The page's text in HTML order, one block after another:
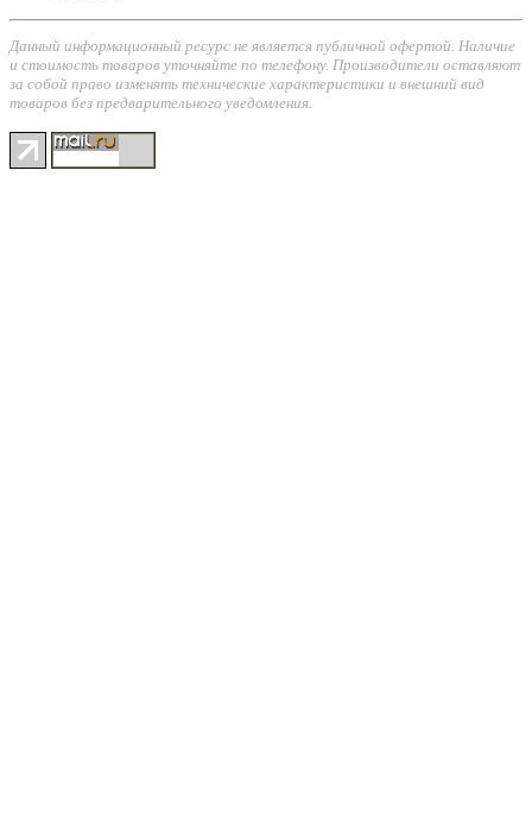
Данный информационный ресурс не является публичной офертой. Наличие
и стоимость товаров уточняйте по телефону. Производители оставляют
за собой право изменять технические характеристики и внешний вид
товаров без предварительного уведомления.